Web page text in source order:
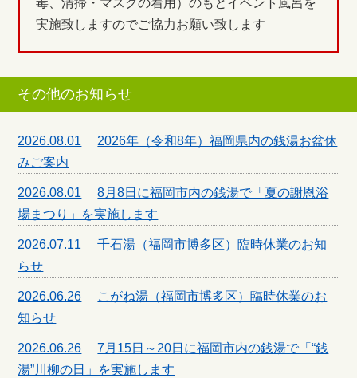
毒、清掃・マスクの着用）のもとイベント風呂を
実施致しますのでご協力お願い致します
その他のお知らせ
2026.08.01
2026年（令和8年）福岡県内の銭湯お盆休
みご案内
2026.08.01
8月8日に福岡市内の銭湯で「夏の謝恩浴
場まつり」を実施します
2026.07.11
千石湯（福岡市博多区）臨時休業のお知
らせ
2026.06.26
こがね湯（福岡市博多区）臨時休業のお
知らせ
2026.06.26
7月15日～20日に福岡市内の銭湯で「“銭
湯”川柳の日」を実施します